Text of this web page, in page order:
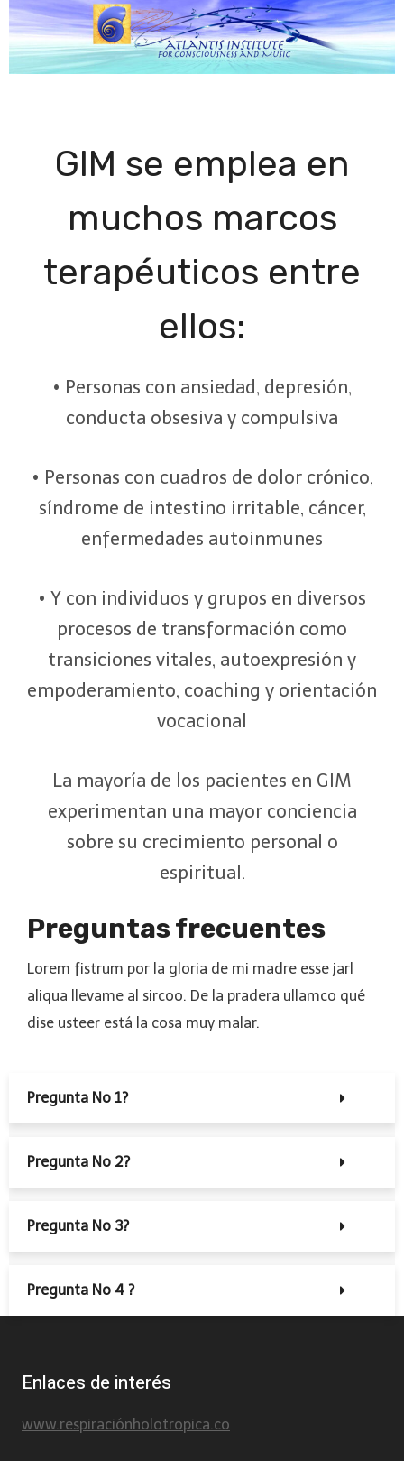
GIM se emplea en
muchos marcos
terapéuticos entre
ellos:
• Personas con ansiedad, depresión,
conducta obsesiva y compulsiva
• Personas con cuadros de dolor crónico,
síndrome de intestino irritable, cáncer,
enfermedades autoinmunes
• Y con individuos y grupos en diversos
procesos de transformación como
transiciones vitales, autoexpresión y
empoderamiento, coaching y orientación
vocacional
La mayoría de los pacientes en GIM
experimentan una mayor conciencia
sobre su crecimiento personal o
espiritual.
Preguntas frecuentes
Lorem fistrum por la gloria de mi madre esse jarl
aliqua llevame al sircoo. De la pradera ullamco qué
dise usteer está la cosa muy malar.
Pregunta No 1?
Pregunta No 2?
Pregunta No 3?
Pregunta No 4 ?
Enlaces de interés
www.respiraciónholotropica.co